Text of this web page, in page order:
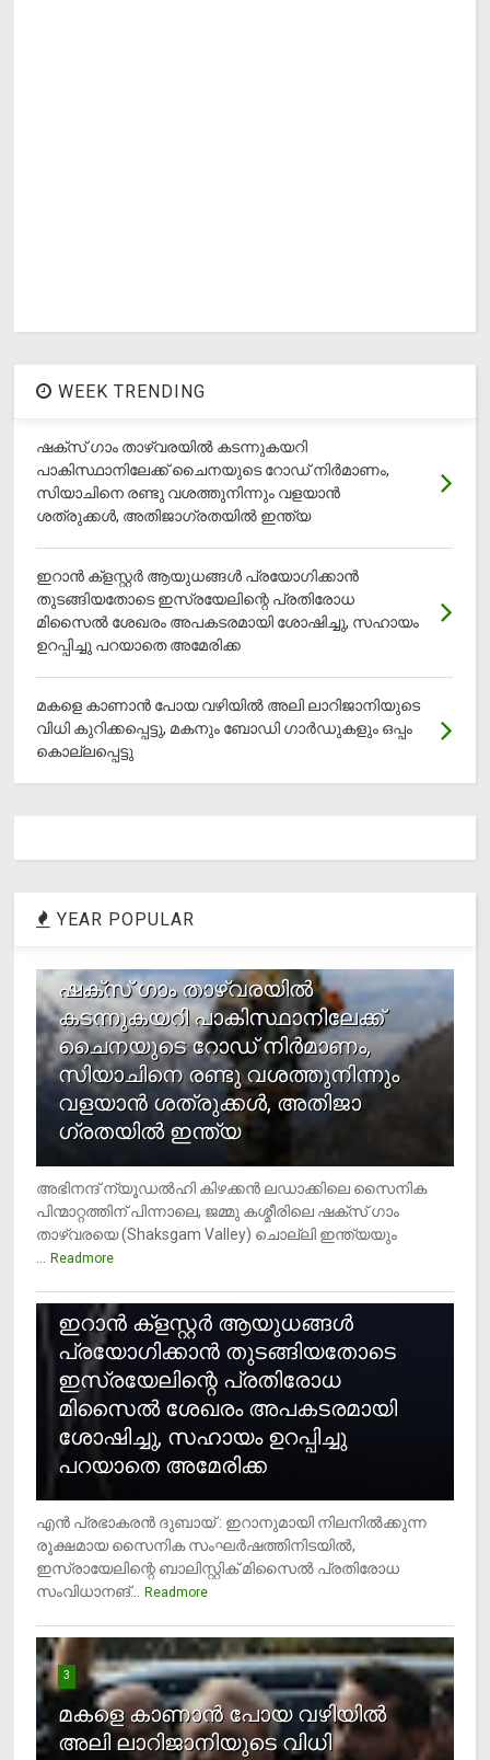
WEEK TRENDING
ഷക്സ് ​ഗാം താഴ്‌വരയിൽ കടന്നുകയറി
പാകിസ്ഥാനിലേക്ക് ചൈനയുടെ റോഡ് നിർമാണം,
സിയാചിനെ രണ്ടു വശത്തുനിന്നും വളയാൻ
ശത്രുക്കൾ, അതിജാ​ഗ്രതയിൽ ഇന്ത്യ
ഇറാന്‍ ക്‌ളസ്റ്റര്‍ ആയുധങ്ങള്‍ പ്രയോഗിക്കാന്‍
തുടങ്ങിയതോടെ ഇസ്രയേലിന്റെ പ്രതിരോധ
മിസൈല്‍ ശേഖരം അപകടരമായി ശോഷിച്ചു, സഹായം
ഉറപ്പിച്ചു പറയാതെ അമേരിക്ക
മകളെ കാണാന്‍ പോയ വഴിയില്‍ അലി ലാറിജാനിയുടെ
വിധി കുറിക്കപ്പെട്ടു, മകനും ബോഡി ഗാര്‍ഡുകളും ഒപ്പം
കൊല്ലപ്പെട്ടു
YEAR POPULAR
ഷക്സ് ​ഗാം താഴ്‌വരയിൽ
കടന്നുകയറി പാകിസ്ഥാനിലേക്ക്
ചൈനയുടെ റോഡ് നിർമാണം,
സിയാചിനെ രണ്ടു വശത്തുനിന്നും
വളയാൻ ശത്രുക്കൾ, അതിജാ​
ഗ്രതയിൽ ഇന്ത്യ
അഭിനന്ദ് ന്യൂഡൽഹി കിഴക്കൻ ലഡാക്കിലെ സൈനിക
പിന്മാറ്റത്തിന് പിന്നാലെ, ജമ്മു കശ്മീരിലെ ഷക്സ് ​ഗാം
താഴ്‌വരയെ (Shaksgam Valley) ചൊല്ലി ഇന്ത്യയും
Readmore
ഇറാന്‍ ക്‌ളസ്റ്റര്‍ ആയുധങ്ങള്‍
പ്രയോഗിക്കാന്‍ തുടങ്ങിയതോടെ
ഇസ്രയേലിന്റെ പ്രതിരോധ
മിസൈല്‍ ശേഖരം അപകടരമായി
ശോഷിച്ചു, സഹായം ഉറപ്പിച്ചു
പറയാതെ അമേരിക്ക
എന്‍ പ്രഭാകരന്‍ ദുബായ് : ഇറാനുമായി നിലനില്‍ക്കുന്ന
രൂക്ഷമായ സൈനിക സംഘര്‍ഷത്തിനിടയില്‍,
ഇസ്രായേലിന്റെ ബാലിസ്റ്റിക് മിസൈല്‍ പ്രതിരോധ
സംവിധാനങ്...
Readmore
3
മകളെ കാണാന്‍ പോയ വഴിയില്‍
അലി ലാറിജാനിയുടെ വിധി